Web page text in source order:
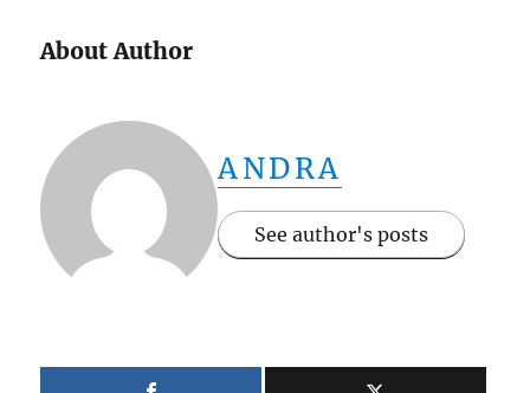
About Author
ANDRA
See author's posts